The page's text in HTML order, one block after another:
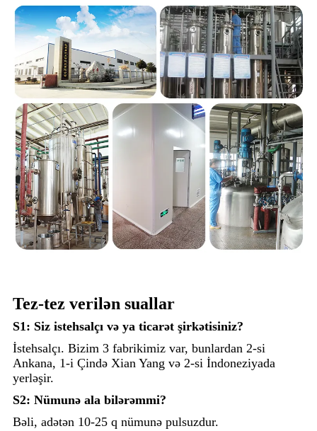
Tez-tez verilən suallar
S1: Siz istehsalçı və ya ticarət şirkətisiniz?
İstehsalçı. Bizim 3 fabrikimiz var, bunlardan 2-si
Ankana, 1-i Çində Xian Yang və 2-si İndoneziyada
yerləşir.
S2: Nümunə ala bilərəmmi?
Bəli, adətən 10-25 q nümunə pulsuzdur.